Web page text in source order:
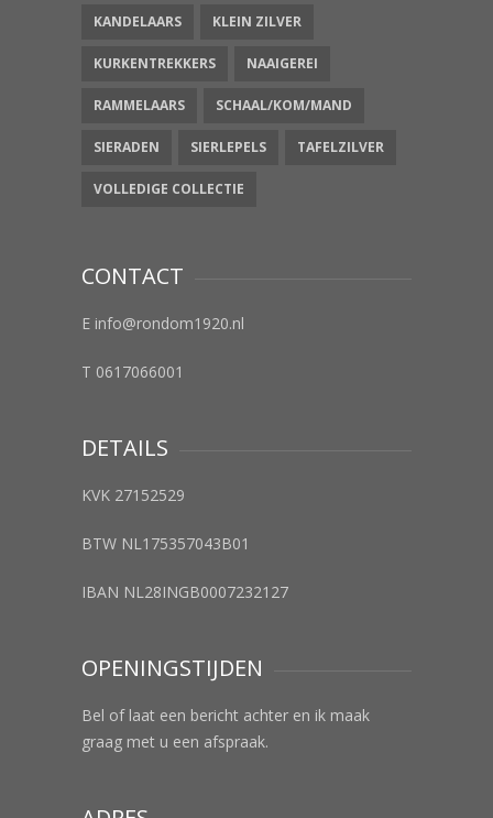
KANDELAARS KLEIN ZILVER
KURKENTREKKERS NAAIGEREI
RAMMELAARS SCHAAL/KOM/MAND
SIERADEN SIERLEPELS TAFELZILVER
VOLLEDIGE COLLECTIE
CONTACT
E info@rondom1920.nl
T 0617066001
DETAILS
KVK 27152529
BTW NL175357043B01
IBAN NL28INGB0007232127
OPENINGSTIJDEN
Bel of laat een bericht achter en ik maak
graag met u een afspraak.